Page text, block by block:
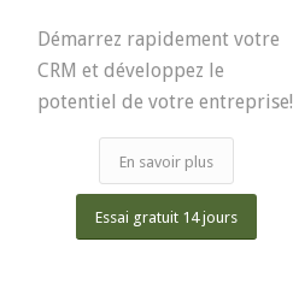
Démarrez rapidement votre
CRM et développez le
potentiel de votre entreprise!
En savoir plus
Essai gratuit 14 jours